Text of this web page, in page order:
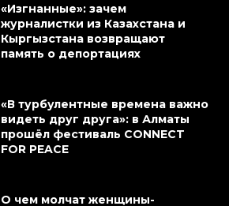
«Изгнанные»: зачем
журналистки из Казахстана и
Кыргызстана возвращают
память о депортациях
«В турбулентные времена важно
видеть друг друга»: в Алматы
прошёл фестиваль CONNECT
FOR PEACE
О чем молчат женщины-